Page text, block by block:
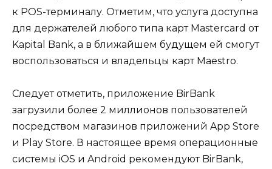
к POS-терминалу. Отметим, что услуга доступна
для держателей любого типа карт Mastercard от
Kapital Bank, а в ближайшем будущем ей смогут
воспользоваться и владельцы карт Maestro.
Следует отметить, приложение BirBank
загрузили более 2 миллионов пользователей
посредством магазинов приложений App Store
и Play Store. В настоящее время операционные
системы iOS и Android рекомендуют BirBank,